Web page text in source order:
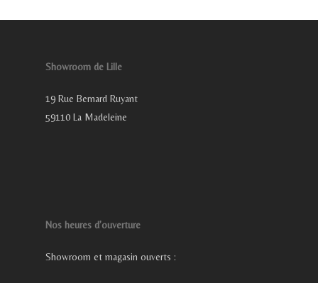
Showroom de Lille
19 Rue Bernard Ruyant
59110 La Madeleine
Nos heures d’ouverture
Showroom et magasin ouverts :